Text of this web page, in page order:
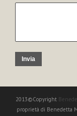
Invia
2013©Copyright
proprietà di Benedetta